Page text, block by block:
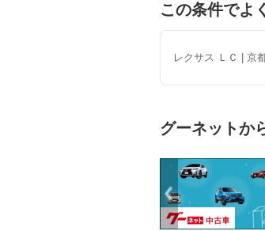
この条件でよ
レクサス ＬＣ | 京
グーネットか